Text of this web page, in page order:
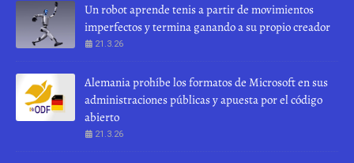
Un robot aprende tenis a partir de movimientos
imperfectos y termina ganando a su propio creador
21.3.26
Alemania prohíbe los formatos de Microsoft en sus
administraciones públicas y apuesta por el código
abierto
21.3.26